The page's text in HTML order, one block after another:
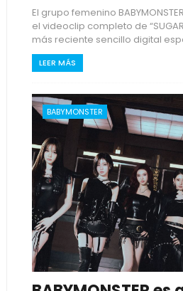
El grupo femenino
el videoclip completo de “SUGAR
más reciente sencillo digital
LEER MÁS
BABYMONSTER